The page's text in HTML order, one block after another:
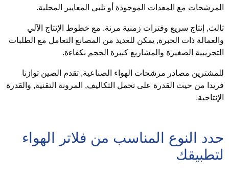
مع المعدات الموجودة أو تلبي المعايير المحلية.
إنتاج سريع وفترات زمنية مرنة . مع خطوط الإنتاج الآلي
ذات الخبرة, يمكن للعديد من المصانع التعامل مع الطلبات
الصغيرة والمشاريع كبيرة الحجم بكفاءة.
مصادر مرشحات الهواء الصناعية, تقدم الصين توازنا
من حيث القدرة على تحمل التكاليف, المرونة التقنية, والقدرة
النوع المناسب من فلاتر الهواء